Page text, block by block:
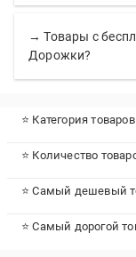
→ Товары с
Дорожки?
⭐ Категория товаров
⭐ Количество
⭐ Самый дешевый
⭐ Самый дорогой